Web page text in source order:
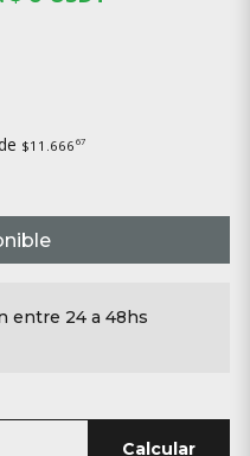
$11.666 67
entre 24 a 48hs
Calcular